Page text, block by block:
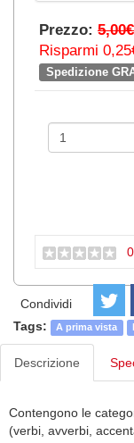
Prezzo: 5,00€
Risparmi
Spedizione
Condividi
Tags:
A prima vista
Descrizione
Contengono le
(verbi, avverbi,